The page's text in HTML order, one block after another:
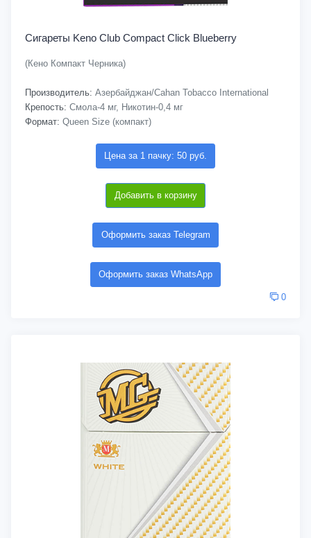
Сигареты Keno Club Compact Click Blueberry
(Кено Компакт Черника)
Производитель: Азербайджан/Cahan Tobacco International
Крепость: Смола-4 мг, Никотин-0,4 мг
Формат: Queen Size (компакт)
Цена за 1 пачку: 50 руб.
Добавить в корзину
Оформить заказ Telegram
Оформить заказ WhatsApp
0